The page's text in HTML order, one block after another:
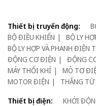
Thiết bị truyển động:
BỘ ĐIỀU KHIỂN
BỘ LY
BỘ LY HỢP VÀ PHANH ĐIỆN
ĐỘNG CƠ ĐIỆN
ĐỘNG
MÁY THỔI KHÍ
MÔ TƠ
MOTOR ĐIỆN
THẮNG TỪ
Thiết bị điện:
KHỞI